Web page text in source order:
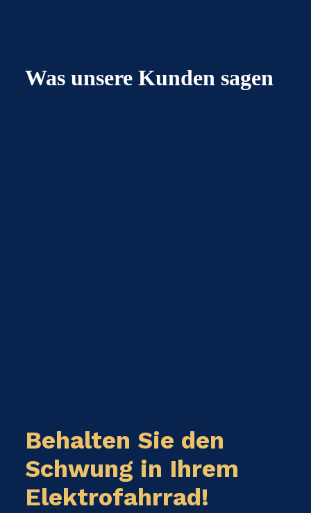
Was unsere Kunden sagen
Behalten Sie den
Schwung in Ihrem
Elektrofahrrad!